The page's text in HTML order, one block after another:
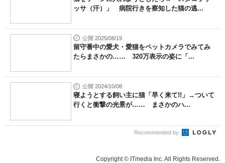
ッサ（汗）」 病院行きを察知した猫の逃...
公開 2025/08/19
留守番中の愛犬・愛猫をペットカメラでみてみ
たらまさかの…… 320万表示の姿に「...
公開 2024/10/08
寝ようとする飼い主に猫「早く来て!!」→ついて
行くと衝撃の光景が…… まさかのハ...
Recommended by
Copyright © ITmedia Inc. All Rights Reserved.